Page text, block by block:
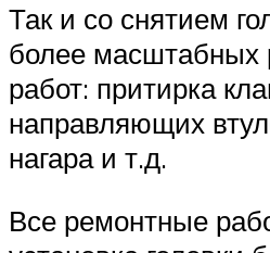
Так и со снятием
более масштабных
работ: притирка
направляющих
нагара и т.д.
Все ремонтные